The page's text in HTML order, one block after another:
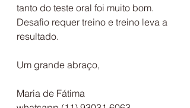
tanto do teste oral foi muito bom.
Desafio requer treino e treino leva a
resultado.
Um grande abraço,
Maria de Fátima